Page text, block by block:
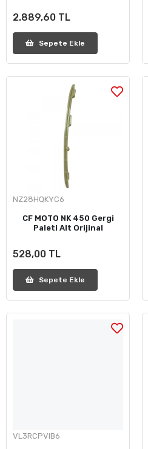
2.889,60 TL
Sepete Ekle
NZ28HQKYC6
CF MOTO NK 450 Gergi
Paleti Alt Orijinal
528,00 TL
Sepete Ekle
VL3RCPVIB6